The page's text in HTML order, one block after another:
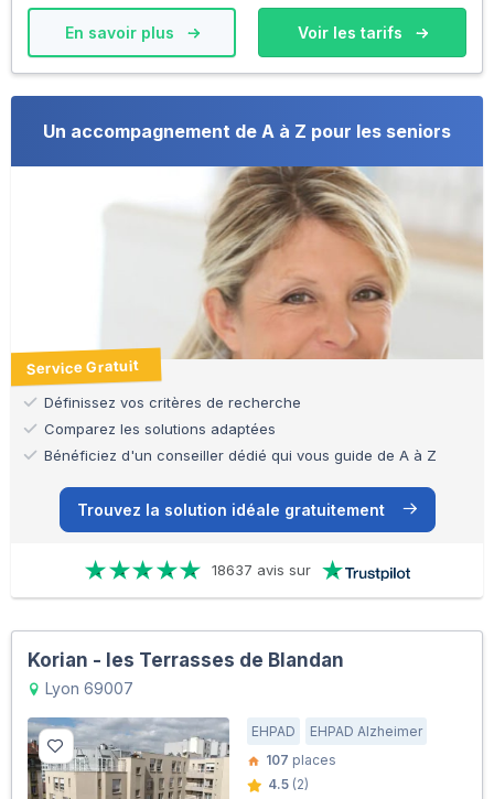
En savoir plus Voir les tarifs
Un accompagnement de A à Z pour les seniors
Service Gratuit
Définissez vos critères de recherche
Comparez les solutions adaptées
Bénéficiez d'un conseiller dédié qui vous guide de A à Z
Trouvez la solution idéale gratuitement
18637 avis sur
Korian - les Terrasses de Blandan
Lyon 69007
EHPAD
EHPAD Alzheimer
107 places
4.5 (2)